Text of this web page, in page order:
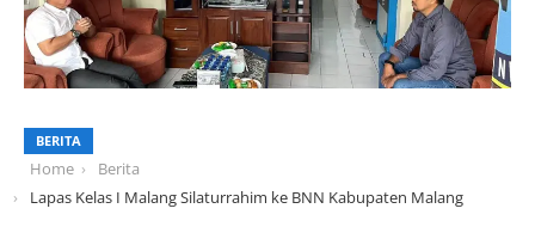
BERITA
Home
Berita
Lapas Kelas I Malang Silaturrahim ke BNN Kabupaten Malang